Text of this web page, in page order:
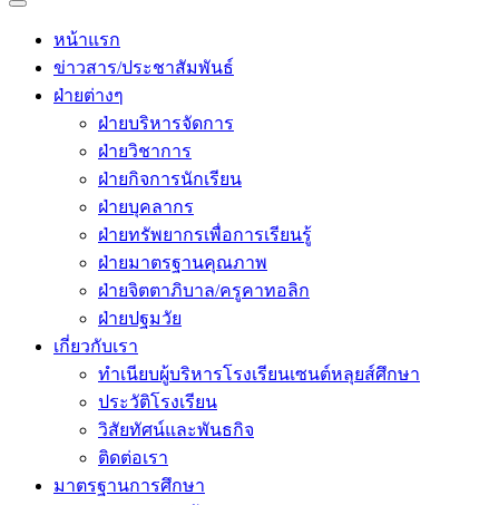
Primary
หน้าแรก
ข่าวสาร/ประชาสัมพันธ์
ฝ่ายต่างๆ
ฝ่ายบริหารจัดการ
ฝ่ายวิชาการ
ฝ่ายกิจการนักเรียน
ฝ่ายบุคลากร
ฝ่ายทรัพยากรเพื่อการเรียนรู้
ฝ่ายมาตรฐานคุณภาพ
ฝ่ายจิตตาภิบาล/ครูคาทอลิก
ฝ่ายปฐมวัย
เกี่ยวกับเรา
ทำเนียบผู้บริหารโรงเรียนเซนต์หลุยส์ศึกษา
ประวัติโรงเรียน
วิสัยทัศน์และพันธกิจ
ติดต่อเรา
มาตรฐานการศึกษา